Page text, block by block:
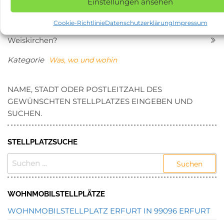
Cookie-RichtlinieDatenschutzerklärungImpressum
Beitragsnavigation
Vorheriger
Was tun in 66709
Weiskirchen?
Was tun in 01847 Lohmen?
Kategorie Was, wo und wohin
NAME, STADT ODER POSTLEITZAHL DES
GEWÜNSCHTEN STELLPLATZES EINGEBEN UND
SUCHEN.
STELLPLATZSUCHE
SUCHEN
WOHNMOBILSTELLPLÄTZE
WOHNMOBILSTELLPLATZ ERFURT IN 99096 ERFURT